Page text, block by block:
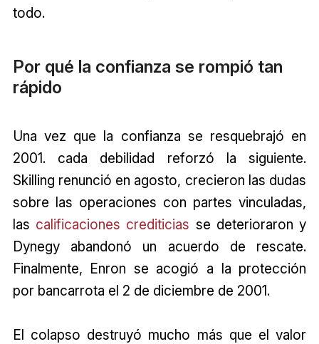
todo.
Por qué la confianza se rompió tan
rápido
Una vez que la confianza se resquebrajó en
2001. cada debilidad reforzó la siguiente.
Skilling renunció en agosto, crecieron las dudas
sobre las operaciones con partes vinculadas,
las calificaciones crediticias se deterioraron y
Dynegy abandonó un acuerdo de rescate.
Finalmente, Enron se acogió a la protección
por bancarrota el 2 de diciembre de 2001.
El colapso destruyó mucho más que el valor